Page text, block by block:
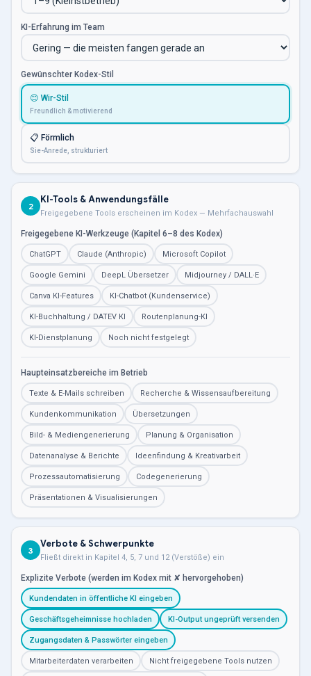
KI-Erfahrung im Team
Gewünschter Kodex-Stil
😊 Wir-Stil
Freundlich & motivierend
📋 Förmlich
Sie-Anrede, strukturiert
2
KI-Tools & Anwendungsfälle
Freigegebene Tools erscheinen im Kodex — Mehrfachauswahl
Freigegebene KI-Werkzeuge (Kapitel 6–8 des Kodex)
ChatGPT Claude (Anthropic) Microsoft Copilot
Google Gemini DeepL Übersetzer Midjourney / DALL·E
Canva KI-Features KI-Chatbot (Kundenservice)
KI-Buchhaltung / DATEV KI Routenplanung-KI
KI-Dienstplanung Noch nicht festgelegt
Haupteinsatzbereiche im Betrieb
Texte & E-Mails schreiben Recherche & Wissensaufbereitung
Kundenkommunikation Übersetzungen
Bild- & Mediengenerierung Planung & Organisation
Datenanalyse & Berichte Ideenfindung & Kreativarbeit
Prozessautomatisierung Codegenerierung
Präsentationen & Visualisierungen
3
Verbote & Schwerpunkte
Fließt direkt in Kapitel 4, 5, 7 und 12 (Verstöße) ein
Explizite Verbote (werden im Kodex mit ✘ hervorgehoben)
Kundendaten in öffentliche KI eingeben
Geschäftsgeheimnisse hochladen KI-Output ungeprüft versenden
Zugangsdaten & Passwörter eingeben
Mitarbeiterdaten verarbeiten Nicht freigegebene Tools nutzen